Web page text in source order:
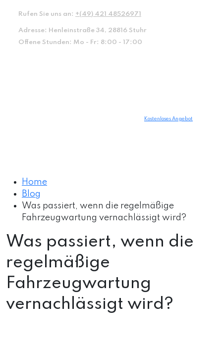
Rufen Sie uns an: +(49) 421 48526971
Adresse: Henleinstraße 34, 28816 Stuhr
Offene Stunden: Mo - Fr: 8:00 - 17:00
Kostenloses Angebot
Home
Blog
Was passiert, wenn die regelmäßige
Fahrzeugwartung vernachlässigt wird?
Was passiert, wenn die
regelmäßige
Fahrzeugwartung
vernachlässigt wird?